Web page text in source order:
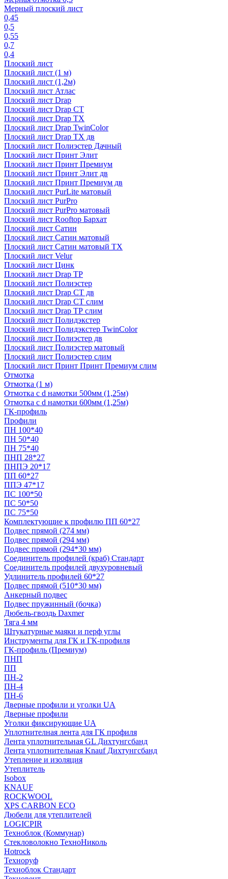
Мерный плоский лист
0,45
0,5
0,55
0,7
0,4
Плоский лист
Плоский лист (1 м)
Плоский лист (1,2м)
Плоский лист Атлас
Плоский лист Drap
Плоский лист Drap СТ
Плоский лист Drap TX
Плоский лист Drap TwinColor
Плоский лист Drap ТХ дв
Плоский лист Полиэстер Дачный
Плоский лист Принт Элит
Плоский лист Принт Премиум
Плоский лист Принт Элит дв
Плоский лист Принт Премиум дв
Плоский лист PurLite матовый
Плоский лист PurPro
Плоский лист PurPro матовый
Плоский лист Rooftop Бархат
Плоский лист Сатин
Плоский лист Сатин матовый
Плоский лист Сатин матовый TX
Плоский лист Velur
Плоский лист Цинк
Плоский лист Drap ТР
Плоский лист Полиэстер
Плоский лист Drap СТ дв
Плоский лист Drap СТ слим
Плоский лист Drap ТР слим
Плоский лист Полидэкстер
Плоский лист Полидэкстер TwinColor
Плоский лист Полиэстер дв
Плоский лист Полиэстер матовый
Плоский лист Полиэстер слим
Плоский лист Принт Принт Премиум слим
Отмотка
Отмотка (1 м)
Отмотка с d намотки 500мм (1,25м)
Отмотка с d намотки 600мм (1,25м)
ГК-профиль
Профили
ПН 100*40
ПН 50*40
ПН 75*40
ПНП 28*27
ПНПЭ 20*17
ПП 60*27
ППЭ 47*17
ПС 100*50
ПС 50*50
ПС 75*50
Комплектующие к профилю ПП 60*27
Подвес прямой (274 мм)
Подвес прямой (294 мм)
Подвес прямой (294*30 мм)
Соединитель профилей (краб) Стандарт
Соединитель профилей двухуровневый
Удлинитель профилей 60*27
Подвес прямой (510*30 мм)
Анкерный подвес
Подвес пружинный (бочка)
Дюбель-гвоздь Daxmer
Тяга 4 мм
Штукатурные маяки и перф углы
Инструменты для ГК и ГК-профиля
ГК-профиль (Премиум)
ПНП
ПП
ПН-2
ПН-4
ПН-6
Дверные профили и уголки UA
Дверные профили
Уголки фиксирующие UA
Уплотнителная лента для ГК профиля
Лента уплотнительная GL Дихтунгсбанд
Лента уплотнительная Knauf Дихтунгсбанд
Утепление и изоляция
Утеплитель
Isobox
KNAUF
ROCKWOOL
XPS CARBON ECO
Дюбели для утеплителей
LOGICPIR
Техноблок (Коммунар)
Стекловолокно ТехноНиколь
Hotrock
Технoруф
Техноблок Стандарт